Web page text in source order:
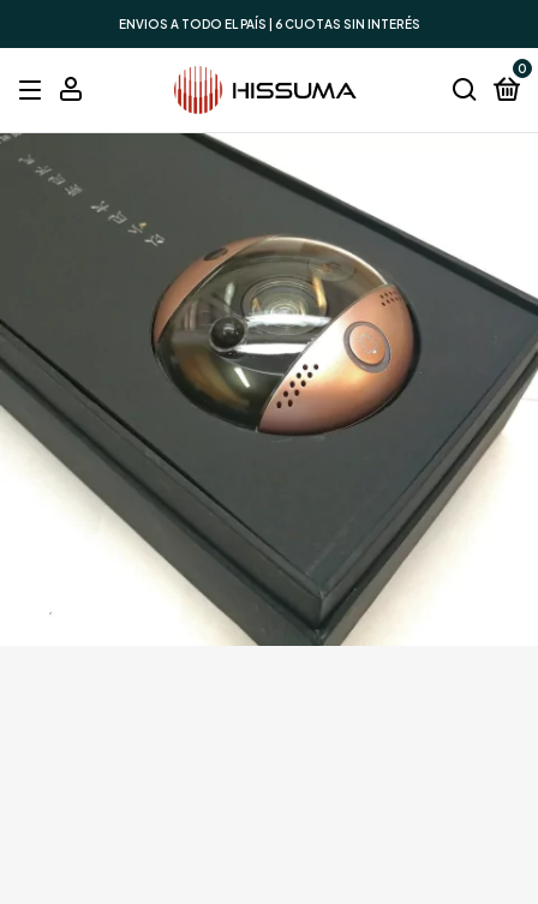
ENVIOS A TODO EL PAÍS | 6 CUOTAS SIN INTERÉS
0